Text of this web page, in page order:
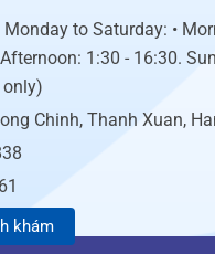
Monday to Saturday: •
1:30 - 16:30.
only)
Chinh, Thanh Xuan,
khám